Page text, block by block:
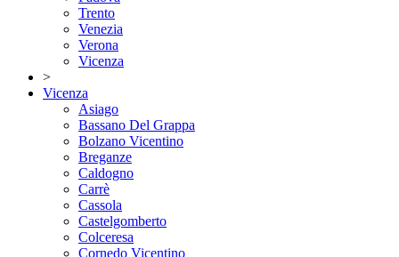
Trento
Venezia
Verona
Vicenza
>
Vicenza
Asiago
Bassano Del Grappa
Bolzano Vicentino
Breganze
Caldogno
Carrè
Cassola
Castelgomberto
Colceresa
Cornedo Vicentino